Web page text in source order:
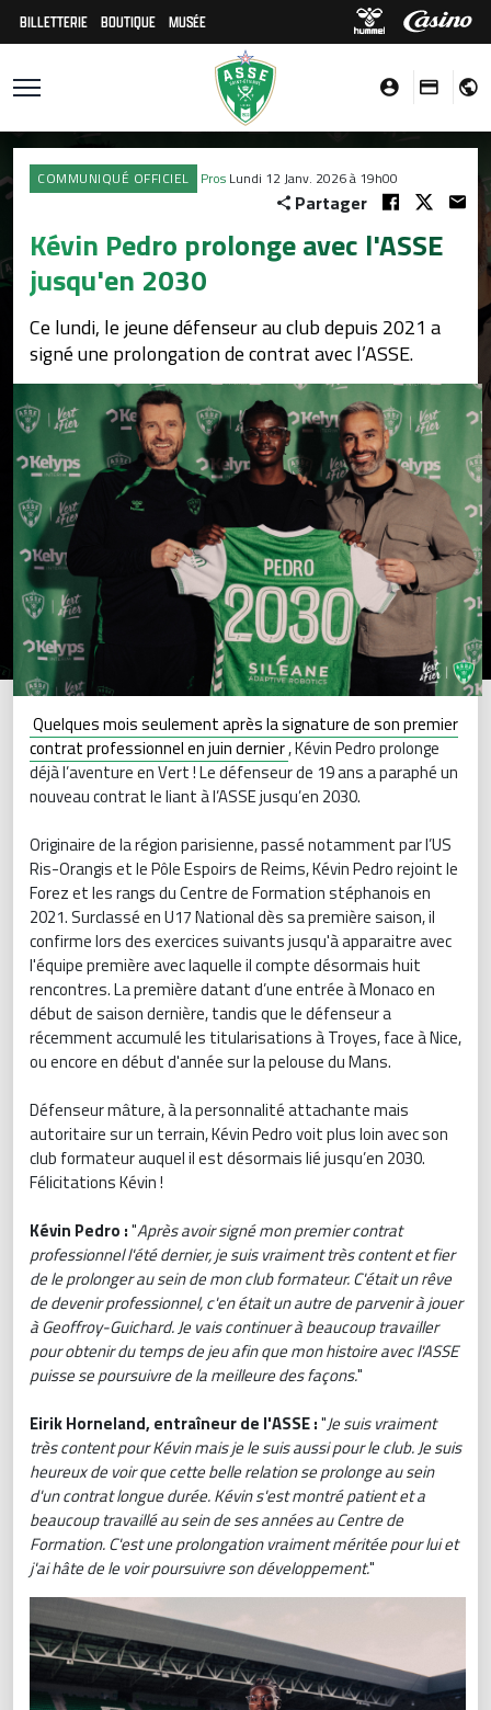
BILLETTERIE BOUTIQUE MUSÉE
COMMUNIQUÉ OFFICIEL Pros Lundi 12 Janv. 2026 à 19h00
Partager
Kévin Pedro prolonge avec l'ASSE
jusqu'en 2030
Ce lundi, le jeune défenseur au club depuis 2021 a
signé une prolongation de contrat avec l’ASSE.
Quelques mois seulement après la signature de son premier
contrat professionnel en juin dernier, Kévin Pedro prolonge
déjà l’aventure en Vert ! Le défenseur de 19 ans a paraphé un
nouveau contrat le liant à l’ASSE jusqu’en 2030.
Originaire de la région parisienne, passé notamment par l’US
Ris-Orangis et le Pôle Espoirs de Reims, Kévin Pedro rejoint le
Forez et les rangs du Centre de Formation stéphanois en
2021. Surclassé en U17 National dès sa première saison, il
confirme lors des exercices suivants jusqu'à apparaitre avec
l'équipe première avec laquelle il compte désormais huit
rencontres. La première datant d’une entrée à Monaco en
début de saison dernière, tandis que le défenseur a
récemment accumulé les titularisations à Troyes, face à Nice,
ou encore en début d'année sur la pelouse du Mans.
Défenseur mâture, à la personnalité attachante mais
autoritaire sur un terrain, Kévin Pedro voit plus loin avec son
club formateur auquel il est désormais lié jusqu’en 2030.
Félicitations Kévin !
Kévin Pedro :"Après avoir signé mon premier contrat
professionnel l'été dernier, je suis vraiment très content et fier
de le prolonger au sein de mon club formateur. C'était un rêve
de devenir professionnel, c'en était un autre de parvenir à jouer
à Geoffroy-Guichard. Je vais continuer à beaucoup travailler
pour obtenir du temps de jeu afin que mon histoire avec l'ASSE
puisse se poursuivre de la meilleure des façons."
Eirik Horneland, entraîneur de l'ASSE :"Je suis vraiment
très content pour Kévin mais je le suis aussi pour le club. Je suis
heureux de voir que cette belle relation se prolonge au sein
d'un contrat longue durée. Kévin s'est montré patient et a
beaucoup travaillé au sein de ses années au Centre de
Formation. C'est une prolongation vraiment méritée pour lui et
j'ai hâte de le voir poursuivre son développement."